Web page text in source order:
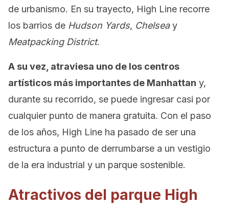
de urbanismo. En su trayecto, High Line recorre
los barrios de Hudson Yards, Chelseay
Meatpacking District.
A su vez, atraviesa uno de los centros
artísticos más importantes de Manhattan y,
durante su recorrido, se puede ingresar casi por
cualquier punto de manera gratuita. Con el paso
de los años, High Line ha pasado de ser una
estructura a punto de derrumbarse a un vestigio
de la era industrial y un parque sostenible.
Atractivos del parque High